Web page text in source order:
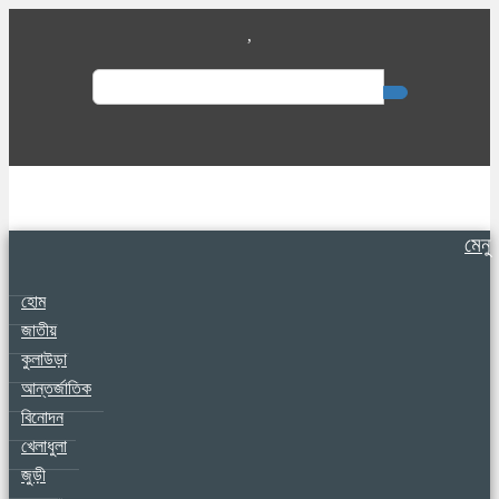
,
Search
for:
মেনু
হোম
জাতীয়
কুলাউড়া
আন্তর্জাতিক
বিনোদন
খেলাধুলা
জুড়ী